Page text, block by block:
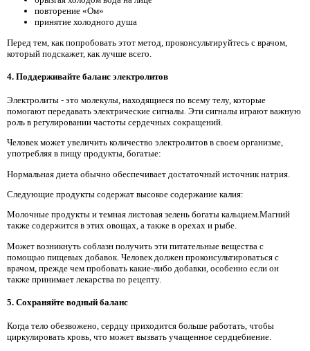
повторение «Ом»
принятие холодного душа
Перед тем, как попробовать этот метод, проконсультируйтесь с врачом,
который подскажет, как лучше всего.
4. Поддерживайте баланс электролитов
Электролиты - это молекулы, находящиеся по всему телу, которые
помогают передавать электрические сигналы. Эти сигналы играют важную
роль в регулировании частоты сердечных сокращений.
Человек может увеличить количество электролитов в своем организме,
употребляя в пищу продукты, богатые:
Нормальная диета обычно обеспечивает достаточный источник натрия.
Следующие продукты содержат высокое содержание калия:
Молочные продукты и темная листовая зелень богаты кальцием.Магний
также содержится в этих овощах, а также в орехах и рыбе.
Может возникнуть соблазн получить эти питательные вещества с
помощью пищевых добавок. Человек должен проконсультироваться с
врачом, прежде чем пробовать какие-либо добавки, особенно если он
также принимает лекарства по рецепту.
5. Сохраняйте водный баланс
Когда тело обезвожено, сердцу приходится больше работать, чтобы
циркулировать кровь, что может вызвать учащенное сердцебиение.